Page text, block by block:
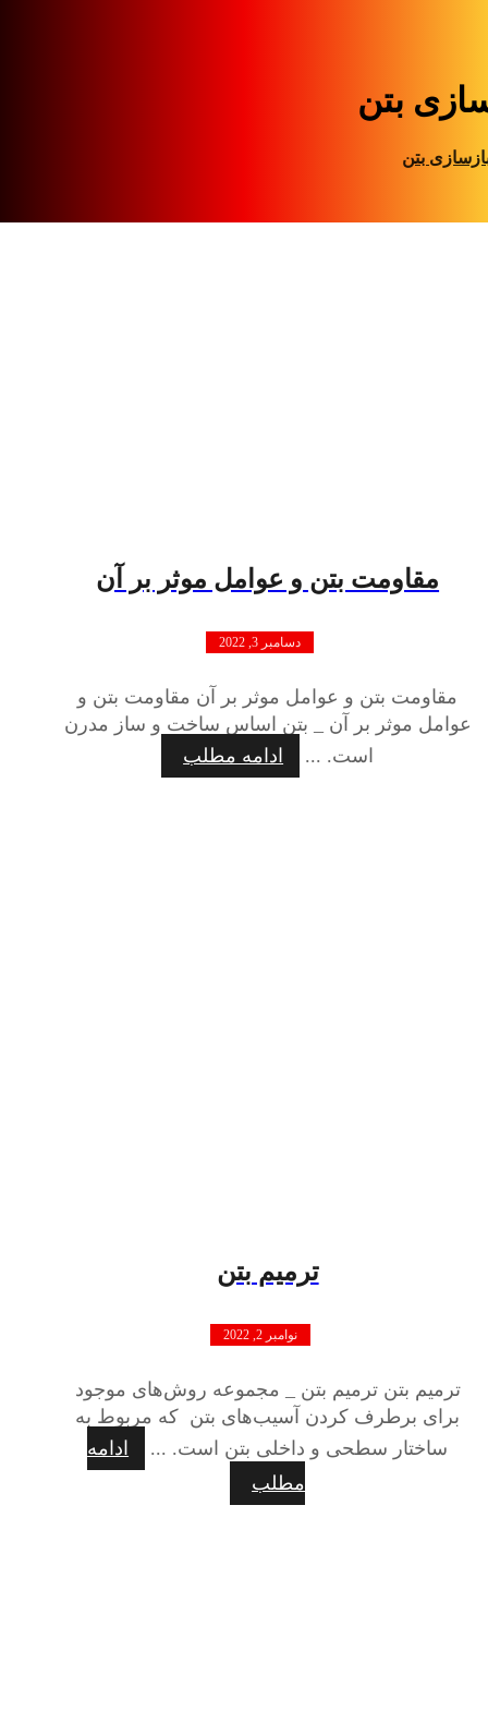
بتن
بتن
مقاومت بتن و عوامل موثر بر آن
دسامبر 3, 2022
مقاومت بتن و عوامل موثر بر آن مقاومت بتن و
عوامل موثر بر آن _ بتن اساس ساخت و ساز مدرن
است. ...
ادامه مطلب
ترمیم بتن
نوامبر 2, 2022
ترمیم بتن ترمیم بتن _ مجموعه روش‌های موجود
برای برطرف کردن آسیب‌های بتن که مربوط به
ساختار سطحی و داخلی بتن است. ...
ادامه
مطلب